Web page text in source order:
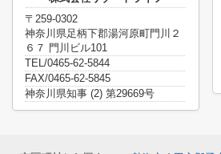
〒259-0302
神奈川県足柄下郡湯河原町門川２
６７ 門川ビル101
TEL/0465-62-5844
FAX/0465-62-5845
神奈川県知事 (2) 第29669号